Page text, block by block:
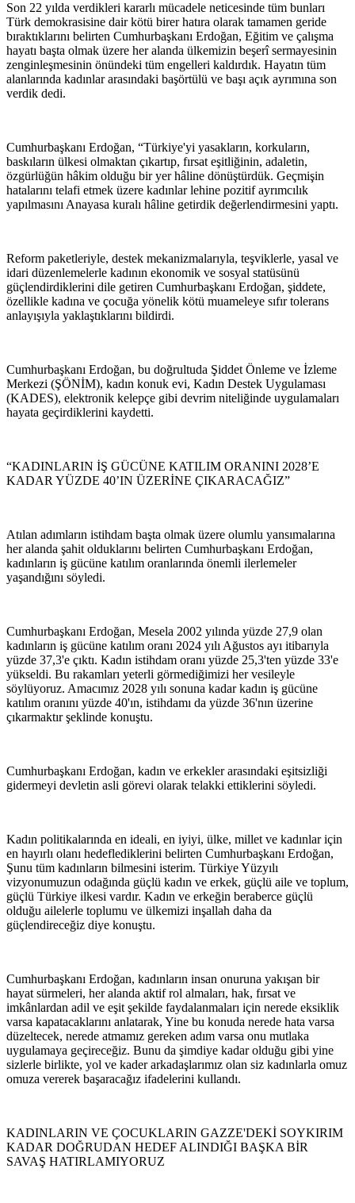
Son 22 yılda verdikleri kararlı mücadele neticesinde tüm bunları
Türk demokrasisine dair kötü birer hatıra olarak tamamen geride
bıraktıklarını belirten Cumhurbaşkanı Erdoğan, Eğitim ve çalışma
hayatı başta olmak üzere her alanda ülkemizin beşerî sermayesinin
zenginleşmesinin önündeki tüm engelleri kaldırdık. Hayatın tüm
alanlarında kadınlar arasındaki başörtülü ve başı açık ayrımına son
verdik dedi.
Cumhurbaşkanı Erdoğan, “Türkiye'yi yasakların, korkuların,
baskıların ülkesi olmaktan çıkartıp, fırsat eşitliğinin, adaletin,
özgürlüğün hâkim olduğu bir yer hâline dönüştürdük. Geçmişin
hatalarını telafi etmek üzere kadınlar lehine pozitif ayrımcılık
yapılmasını Anayasa kuralı hâline getirdik değerlendirmesini yaptı.
Reform paketleriyle, destek mekanizmalarıyla, teşviklerle, yasal ve
idari düzenlemelerle kadının ekonomik ve sosyal statüsünü
güçlendirdiklerini dile getiren Cumhurbaşkanı Erdoğan, şiddete,
özellikle kadına ve çocuğa yönelik kötü muameleye sıfır tolerans
anlayışıyla yaklaştıklarını bildirdi.
Cumhurbaşkanı Erdoğan, bu doğrultuda Şiddet Önleme ve İzleme
Merkezi (ŞÖNİM), kadın konuk evi, Kadın Destek Uygulaması
(KADES), elektronik kelepçe gibi devrim niteliğinde uygulamaları
hayata geçirdiklerini kaydetti.
“KADINLARIN İŞ GÜCÜNE KATILIM ORANINI 2028’E
KADAR YÜZDE 40’IN ÜZERİNE ÇIKARACAĞIZ”
Atılan adımların istihdam başta olmak üzere olumlu yansımalarına
her alanda şahit olduklarını belirten Cumhurbaşkanı Erdoğan,
kadınların iş gücüne katılım oranlarında önemli ilerlemeler
yaşandığını söyledi.
Cumhurbaşkanı Erdoğan, Mesela 2002 yılında yüzde 27,9 olan
kadınların iş gücüne katılım oranı 2024 yılı Ağustos ayı itibarıyla
yüzde 37,3'e çıktı. Kadın istihdam oranı yüzde 25,3'ten yüzde 33'e
yükseldi. Bu rakamları yeterli görmediğimizi her vesileyle
söylüyoruz. Amacımız 2028 yılı sonuna kadar kadın iş gücüne
katılım oranını yüzde 40'ın, istihdamı da yüzde 36'nın üzerine
çıkarmaktır şeklinde konuştu.
Cumhurbaşkanı Erdoğan, kadın ve erkekler arasındaki eşitsizliği
gidermeyi devletin asli görevi olarak telakki ettiklerini söyledi.
Kadın politikalarında en ideali, en iyiyi, ülke, millet ve kadınlar için
en hayırlı olanı hedeflediklerini belirten Cumhurbaşkanı Erdoğan,
Şunu tüm kadınların bilmesini isterim. Türkiye Yüzyılı
vizyonumuzun odağında güçlü kadın ve erkek, güçlü aile ve toplum,
güçlü Türkiye ilkesi vardır. Kadın ve erkeğin beraberce güçlü
olduğu ailelerle toplumu ve ülkemizi inşallah daha da
güçlendireceğiz diye konuştu.
Cumhurbaşkanı Erdoğan, kadınların insan onuruna yakışan bir
hayat sürmeleri, her alanda aktif rol almaları, hak, fırsat ve
imkânlardan adil ve eşit şekilde faydalanmaları için nerede eksiklik
varsa kapatacaklarını anlatarak, Yine bu konuda nerede hata varsa
düzeltecek, nerede atmamız gereken adım varsa onu mutlaka
uygulamaya geçireceğiz. Bunu da şimdiye kadar olduğu gibi yine
sizlerle birlikte, yol ve kader arkadaşlarımız olan siz kadınlarla omuz
omuza vererek başaracağız ifadelerini kullandı.
KADINLARIN VE ÇOCUKLARIN GAZZE'DEKİ SOYKIRIM
KADAR DOĞRUDAN HEDEF ALINDIĞI BAŞKA BİR
SAVAŞ HATIRLAMIYORUZ